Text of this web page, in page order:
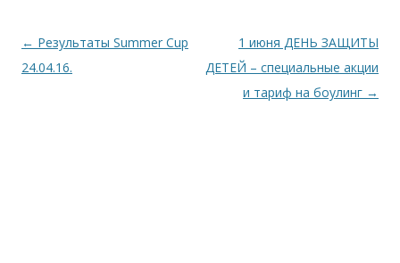
Навігація по запису
← Результаты Summer Cup
24.04.16.
1 июня ДЕНЬ ЗАЩИТЫ
ДЕТЕЙ – специальные акции
и тариф на боулинг →